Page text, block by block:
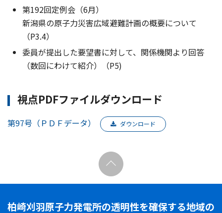
第192回定例会（6月）
新潟県の原子力災害広域避難計画の概要について
（P3.4）
委員が提出した要望書に対して、関係機関より回答
（数回にわけて紹介）（P5)
視点PDFファイルダウンロード
第97号（ＰＤＦデータ） ダウンロード
柏崎刈羽原子力発電所の透明性を確保する地域の